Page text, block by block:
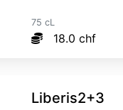
75 cL
18.0 chf
Liberis2+3